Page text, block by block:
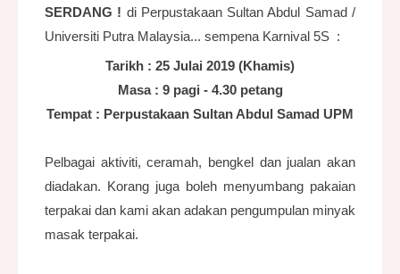
SERDANG ! diPerpustakaan Sultan Abdul Samad /
Universiti Putra Malaysia... sempena Karnival 5S :
Tarikh : 25 Julai 2019 (Khamis)
Masa : 9 pagi - 4.30 petang
Tempat : Perpustakaan Sultan Abdul Samad UPM
Pelbagai aktiviti, ceramah, bengkel dan jualan akan
diadakan. Korang juga boleh menyumbang pakaian
terpakai dan kami akan adakan pengumpulan minyak
masak terpakai.